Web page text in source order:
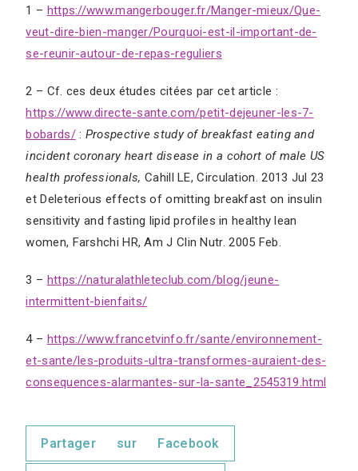
1 – https://www.mangerbouger.fr/Manger-mieux/Que-
veut-dire-bien-manger/Pourquoi-est-il-important-de-
se-reunir-autour-de-repas-reguliers
2 – Cf. ces deux études citées par cet article :
https://www.directe-sante.com/petit-dejeuner-les-7-
bobards/: Prospective study of breakfast eating and
incident coronary heart disease in a cohort of male US
health professionals, Cahill LE, Circulation. 2013 Jul 23
et Deleterious effects of omitting breakfast on insulin
sensitivity and fasting lipid profiles in healthy lean
women, Farshchi HR, Am J Clin Nutr. 2005 Feb.
3 – https://naturalathleteclub.com/blog/jeune-
intermittent-bienfaits/
4 – https://www.francetvinfo.fr/sante/environnement-
et-sante/les-produits-ultra-transformes-auraient-des-
consequences-alarmantes-sur-la-sante_2545319.html
Partager sur Facebook